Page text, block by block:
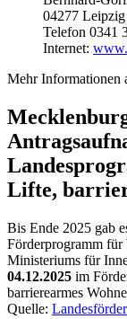
04277 Leipzig
Telefon 0341
Internet:
Mehr Informationen
Lifte,
Bis Ende 2025 gab
Förderprogramm für
Ministeriums für
04.12.2025 im
barrierearmes
Quelle: